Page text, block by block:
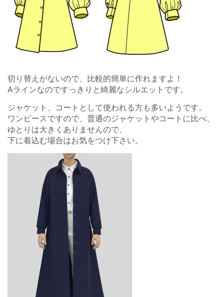
切り替えがないので、比較的簡単に作れますよ！
Aラインなのですっきりと綺麗なシルエットです。
ジャケット、コートとして使われる方も多いようです。
ワンピースですので、普通のジャケットやコートに比べ、
ゆとりは大きくありませんので、
下に着込む場合はお気をつけ下さい。